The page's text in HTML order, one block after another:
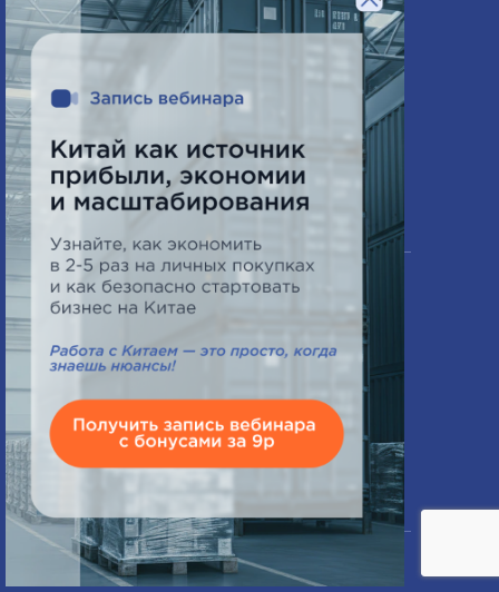
Китая. Доставка грузов.
Таможенное
Поставки товаров под ключ
Доставка грузов
Сертифицирование товаров
О нас